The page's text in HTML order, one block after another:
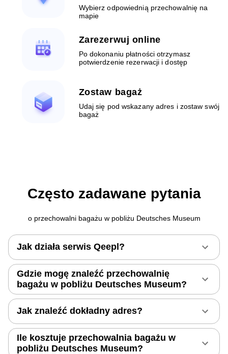
Wybierz odpowiednią przechowalnię na
mapie
Zarezerwuj online
Po dokonaniu płatności otrzymasz
potwierdzenie rezerwacji i dostęp
Zostaw bagaż
Udaj się pod wskazany adres i zostaw swój
bagaż
Często zadawane pytania
o przechowalni bagażu w pobliżu Deutsches Museum
Jak działa serwis Qeepl?
Gdzie mogę znaleźć przechowalnię
bagażu w pobliżu Deutsches Museum?
Jak znaleźć dokładny adres?
Ile kosztuje przechowalnia bagażu w
pobliżu Deutsches Museum?